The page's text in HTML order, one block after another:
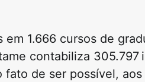
1.666 cursos de
contabiliza 305.797
de ser possível,